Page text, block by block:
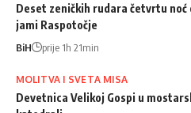
Deset zeničkih rudara četvrtu noć
jami Raspotočje
BiH prije 1h 21min
MOLITVA I SVETA MISA
Devetnica Velikoj Gospi u